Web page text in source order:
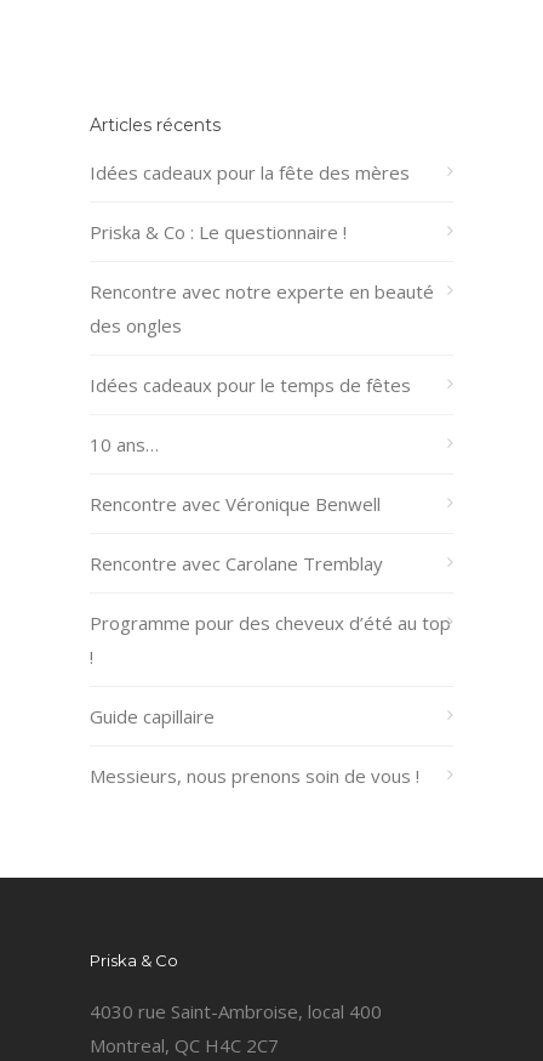
Articles récents
Idées cadeaux pour la fête des mères
Priska & Co : Le questionnaire !
Rencontre avec notre experte en beauté
des ongles
Idées cadeaux pour le temps de fêtes
10 ans…
Rencontre avec Véronique Benwell
Rencontre avec Carolane Tremblay
Programme pour des cheveux d’été au top
!
Guide capillaire
Messieurs, nous prenons soin de vous !
Priska & Co
4030 rue Saint-Ambroise, local 400
Montreal, QC H4C 2C7